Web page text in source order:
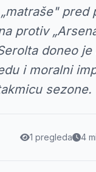
pred
protiv
doneo je
i moralni
sezone.
1 pregleda 4